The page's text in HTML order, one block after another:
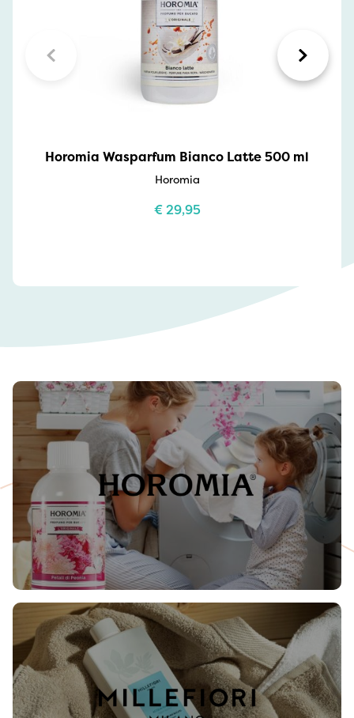
Horomia Wasparfum Bianco Latte 500 ml
Horomia
€29,95